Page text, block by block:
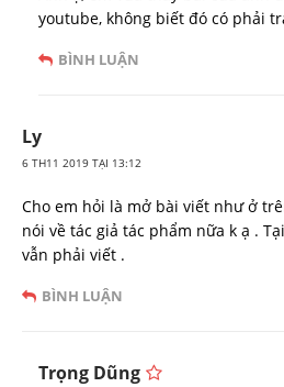
youtube, không biết đó có phải
BÌNH LUẬN
Ly
6 TH11 2019 TẠI 13:12
Cho em hỏi là mở bài viết như ở
nói về tác giả tác phẩm nữa k ạ .
vẫn phải viết .
BÌNH LUẬN
Trọng Dũng